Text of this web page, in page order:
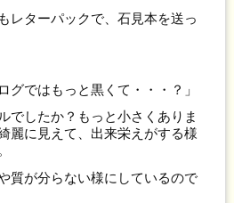
レターパックで、石見本を送っ
グではもっと黒くて・・・？」
でしたか？もっと小さくありま
麗に見えて、出来栄えがする様
質が分らない様にしているので